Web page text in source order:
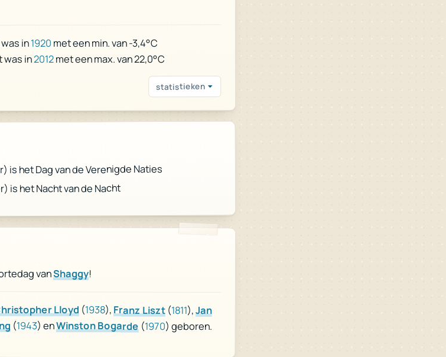
in1920 met een min. van -3,4°C
was in2012met een max. van 22,0°C
statistieken
is het Dag van de Verenigde Naties
is het Nacht van de Nacht
vanShaggy!
Lloyd(1938),Franz Liszt(1811),Jan
(1943) enWinston Bogarde(1970) geboren.